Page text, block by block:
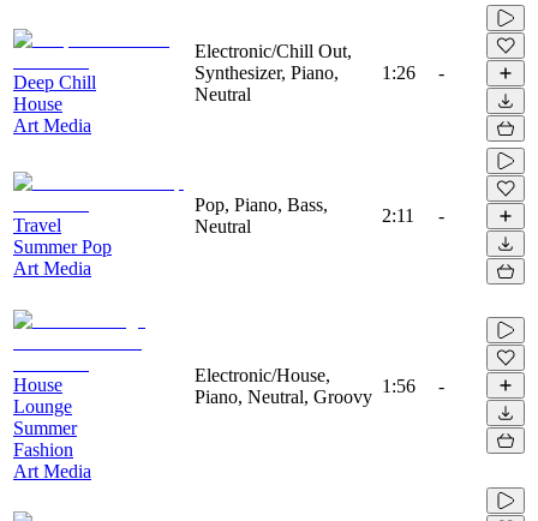
Deep Chill
House
Art Media
Electronic/Chill Out,
Synthesizer, Piano,
Neutral
1:26 -
Travel
Summer Pop
Art Media
Pop, Piano, Bass,
Neutral
2:11 -
House
Lounge
Summer
Fashion
Art Media
Electronic/House,
Piano, Neutral, Groovy
1:56 -